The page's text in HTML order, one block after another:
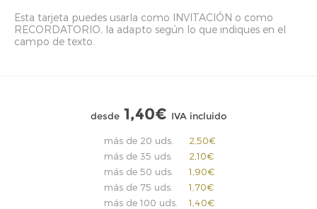
Esta tarjeta puedes usarla como INVITACIÓN o como
RECORDATORIO, la adapto según lo que indiques en el
campo de texto.
desde 1,40€ IVA incluido
más de 20 uds.
más de 35 uds.
más de 50 uds.
más de 75 uds.
más de 100 uds.
2,50€
2,10€
1,90€
1,70€
1,40€